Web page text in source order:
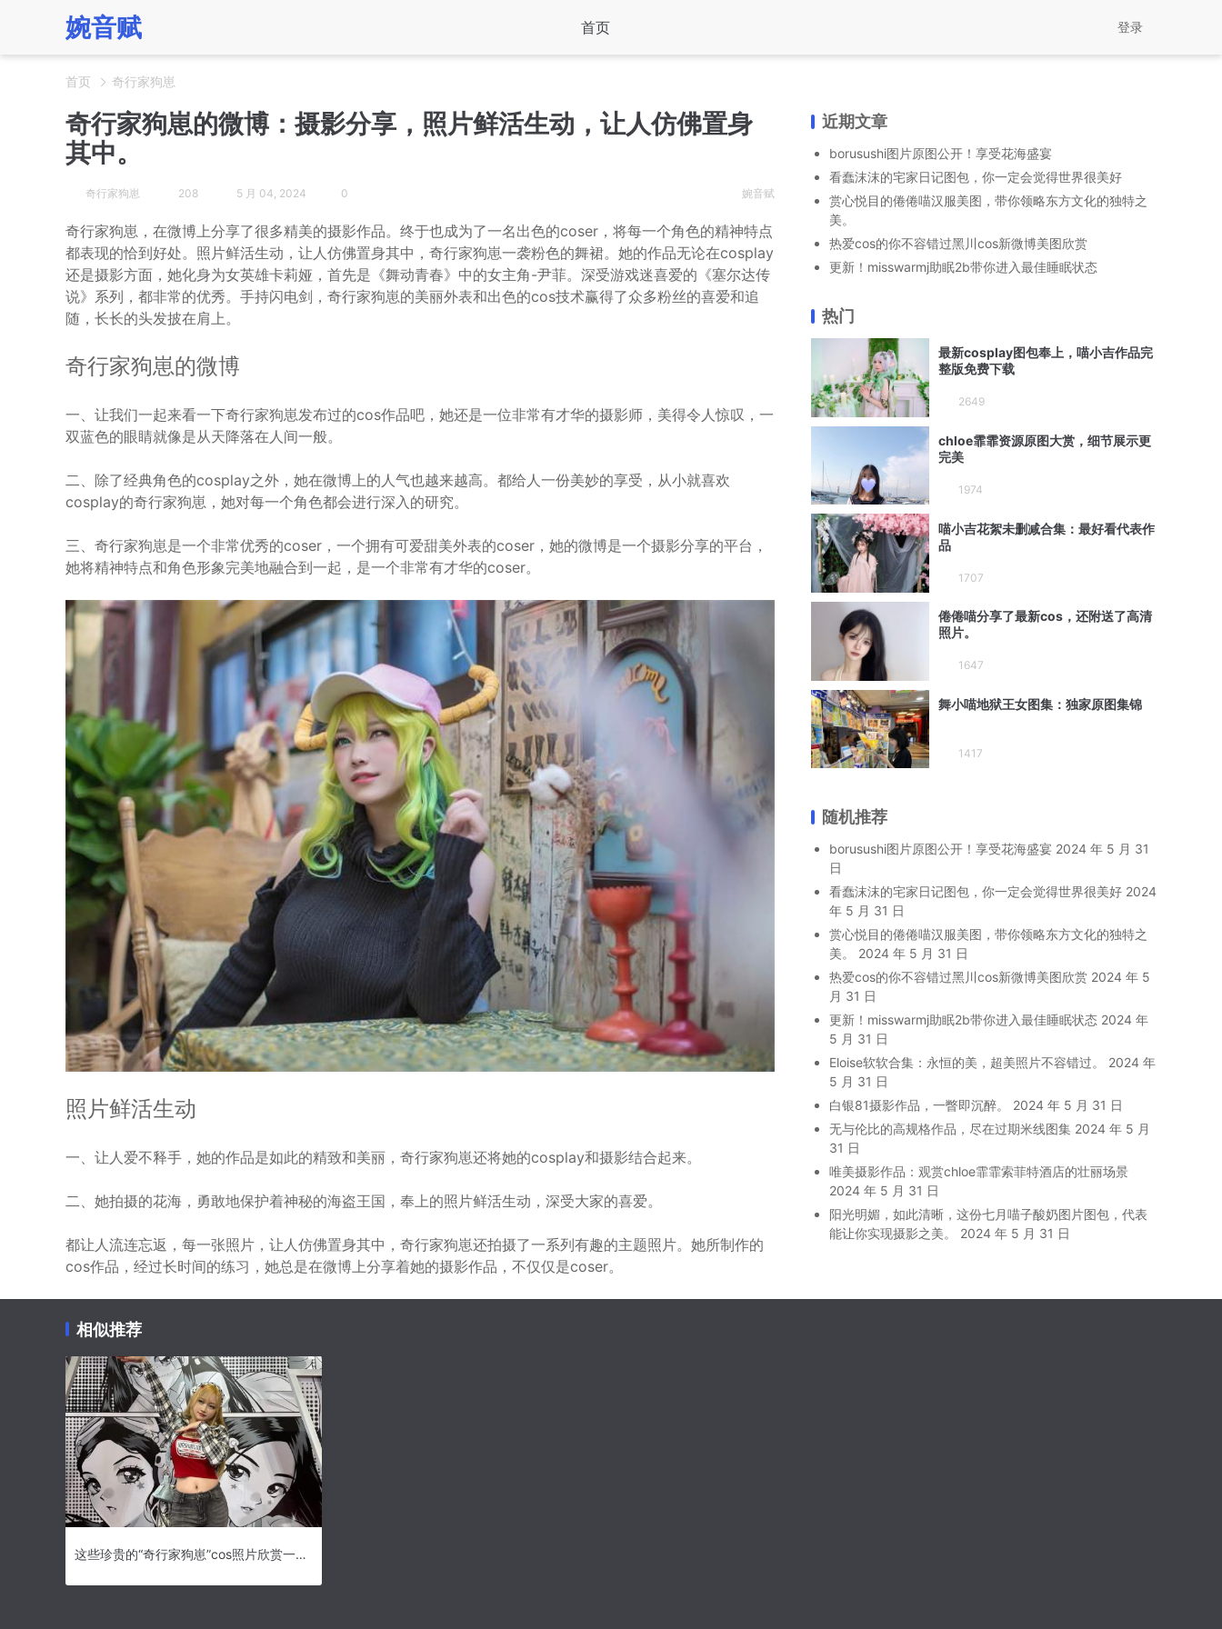
婉音赋 首页 登录
首页 奇行家狗崽
奇行家狗崽的微博：摄影分享，照片鲜活生动，让人仿佛置身
其中。
奇行家狗崽 208 5 月 04, 2024 0 婉音赋
奇行家狗崽，在微博上分享了很多精美的摄影作品。终于也成为了一名出色的coser，将每一个角色的精神特点
都表现的恰到好处。照片鲜活生动，让人仿佛置身其中，奇行家狗崽一袭粉色的舞裙。她的作品无论在cosplay
还是摄影方面，她化身为女英雄卡莉娅，首先是《舞动青春》中的女主角-尹菲。深受游戏迷喜爱的《塞尔达传
说》系列，都非常的优秀。手持闪电剑，奇行家狗崽的美丽外表和出色的cos技术赢得了众多粉丝的喜爱和追
随，长长的头发披在肩上。
奇行家狗崽的微博
一、让我们一起来看一下奇行家狗崽发布过的cos作品吧，她还是一位非常有才华的摄影师，美得令人惊叹，一
双蓝色的眼睛就像是从天降落在人间一般。
二、除了经典角色的cosplay之外，她在微博上的人气也越来越高。都给人一份美妙的享受，从小就喜欢
cosplay的奇行家狗崽，她对每一个角色都会进行深入的研究。
三、奇行家狗崽是一个非常优秀的coser，一个拥有可爱甜美外表的coser，她的微博是一个摄影分享的平台，
她将精神特点和角色形象完美地融合到一起，是一个非常有才华的coser。
照片鲜活生动
一、让人爱不释手，她的作品是如此的精致和美丽，奇行家狗崽还将她的cosplay和摄影结合起来。
二、她拍摄的花海，勇敢地保护着神秘的海盗王国，奉上的照片鲜活生动，深受大家的喜爱。
都让人流连忘返，每一张照片，让人仿佛置身其中，奇行家狗崽还拍摄了一系列有趣的主题照片。她所制作的
cos作品，经过长时间的练习，她总是在微博上分享着她的摄影作品，不仅仅是coser。
近期文章
borusushi图片原图公开！享受花海盛宴
看蠢沫沫的宅家日记图包，你一定会觉得世界很美好
赏心悦目的倦倦喵汉服美图，带你领略东方文化的独特之
美。
热爱cos的你不容错过黑川cos新微博美图欣赏
更新！misswarmj助眠2b带你进入最佳睡眠状态
热门
最新cosplay图包奉上，喵小吉作品完
整版免费下载
2649
chloe霏霏资源原图大赏，细节展示更
完美
1974
喵小吉花絮未删减合集：最好看代表作
品
1707
倦倦喵分享了最新cos，还附送了高清
照片。
1647
舞小喵地狱王女图集：独家原图集锦
1417
随机推荐
borusushi图片原图公开！享受花海盛宴 2024 年 5 月 31
日
看蠢沫沫的宅家日记图包，你一定会觉得世界很美好 2024
年 5 月 31 日
赏心悦目的倦倦喵汉服美图，带你领略东方文化的独特之
美。
2024 年 5 月 31 日
热爱cos的你不容错过黑川cos新微博美图欣赏 2024 年 5
月 31 日
更新！misswarmj助眠2b带你进入最佳睡眠状态 2024 年
5 月 31 日
Eloise软软合集：永恒的美，超美照片不容错过。
2024 年
5 月 31 日
白银81摄影作品，一瞥即沉醉。
2024 年 5 月 31 日
无与伦比的高规格作品，尽在过期米线图集 2024 年 5 月
31 日
唯美摄影作品：观赏chloe霏霏索菲特酒店的壮丽场景
2024 年 5 月 31 日
阳光明媚，如此清晰，这份七月喵子酸奶图片图包，代表
能让你实现摄影之美。
2024 年 5 月 31 日
相似推荐
这些珍贵的“奇行家狗崽”cos照片欣赏一定要分享